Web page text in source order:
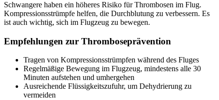
Schwangere haben ein höheres Risiko für Thrombosen im Flug.
Kompressionsstrümpfe helfen, die Durchblutung zu verbessern. Es
ist auch wichtig, sich im Flugzeug zu bewegen.
Empfehlungen zur Thromboseprävention
Tragen von Kompressionsstrümpfen während des Fluges
Regelmäßige Bewegung im Flugzeug, mindestens alle 30
Minuten aufstehen und umhergehen
Ausreichende Flüssigkeitszufuhr, um Dehydrierung zu
vermeiden